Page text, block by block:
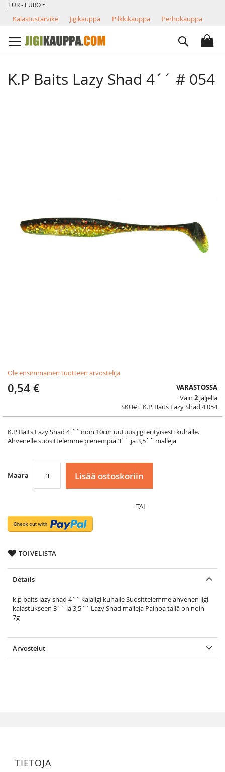
Skip
Content
VALUUTTA
EUR - EURO
Kalastustarvike Jigikauppa Pilkkikauppa
Perhokauppa
Search
K.P Baits Lazy Shad 4´´ # 054
Ole ensimmäinen tuotteen arvostelija
0,54 €
VARASTOSSA
Vain 2 jäljellä
SKU
K.P. Baits Lazy Shad 4 054
K.P Baits Lazy Shad 4 ´´ noin 10cm uutuus jigi erityisesti kuhalle.
Ahvenelle suosittelemme pienempiä 3`` ja 3,5`` malleja
Määrä Lisää ostoskoriin
TOIVELISTA
to
the
beginning
images
gallery
Details
k.p baits lazy shad 4´´ kalajigi kuhalle Suosittelemme ahvenen jigi
kalastukseen 3`` ja 3,5`` Lazy Shad malleja Painoa tällä on noin
7g
Arvostelut
TIETOJA